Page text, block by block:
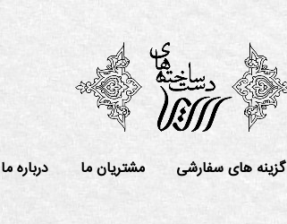
گزینه های سفارشی مشتریان ما درباره ما